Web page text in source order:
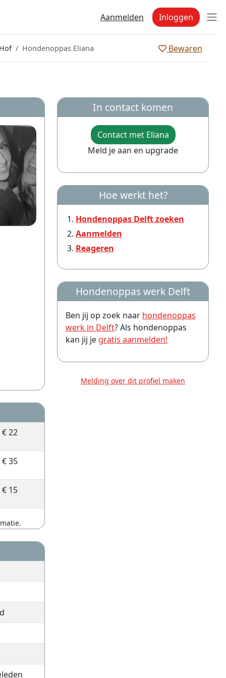
Aanmelden Inloggen
Hondenoppas Eliana Bewaren
€ 22
€ 35
€ 15
In contact komen
Contact met Eliana
Meld je aan en upgrade
Hoe werkt het?
Hondenoppas Delft zoeken
Aanmelden
Reageren
Hondenoppas werk Delft
Ben jij op zoek naar hondenoppas
werk in Delft? Als hondenoppas
kan jij je gratis aanmelden!
Melding over dit profiel maken